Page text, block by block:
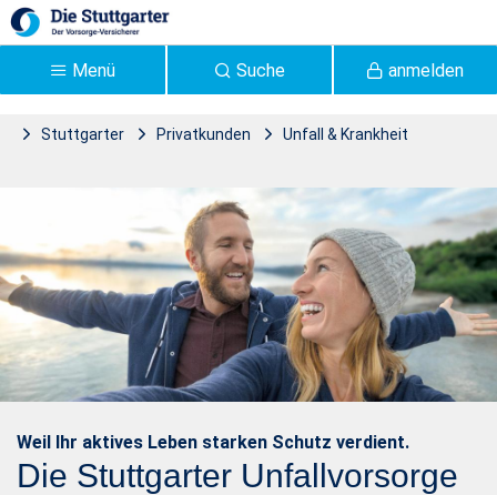
Zum Hauptinhalt springen
anmelden
Suche
Menü
Stuttgarter Privatkunden
Unfall & Krankheit
| Stuttgarter Versicherung
- Stuttgarter
Weil Ihr aktives Leben starken Schutz verdient.
Die Stuttgarter Unfallvorsorge